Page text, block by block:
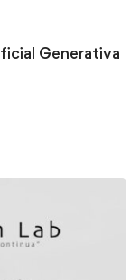
Generativa